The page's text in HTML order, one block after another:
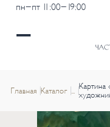
пн-пт 11:00-19:00
Главная Каталог
Картина